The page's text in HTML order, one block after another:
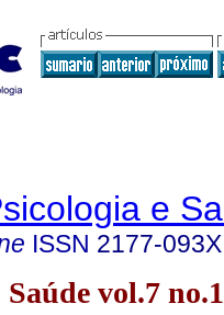
e
ISSN 2177-093X
Saúde vol.7